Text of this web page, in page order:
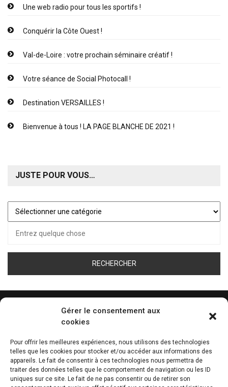
Gérer le consentement aux
cookies
Pour offrir les meilleures expériences, nous utilisons des technologies
telles que les cookies pour stocker et/ou accéder aux informations des
appareils. Le fait de consentir à ces technologies nous permettra de
traiter des données telles que le comportement de navigation ou les ID
uniques sur ce site. Le fait de ne pas consentir ou de retirer son
Une web radio pour tous les sportifs !
Conquérir la Côte Ouest !
Val-de-Loire : votre prochain séminaire créatif !
Votre séance de Social Photocall !
Destination VERSAILLES !
Bienvenue à tous ! LA PAGE BLANCHE DE 2021 !
JUSTE POUR VOUS…
pour
pour :
ÉCOUTEZ LA WEB RADIO DE TOUS LES SPORT
0:00